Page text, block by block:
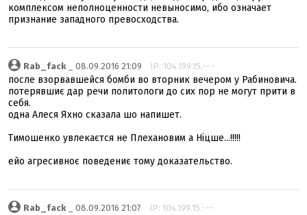
комплексом неполноценности невыносимо, ибо означает
признание западного превосходства.
Rab_fack_ 08.09.2016 21:09 IP: 104.199.15.---
после взорвавшейся бомби во вторник вечером у Рабиновича.
потерявшиє дар речи политологи до сих пор не могут прити в
себя.
одна Алеся Яхно сказала шо напишет.
Тимошенко увлекаєтся не Плехановим а Ніцше...!!!!!
ейо агресивноє поведениє тому доказательство.
Rab_fack_ 08.09.2016 21:07 IP: 104.199.15.---